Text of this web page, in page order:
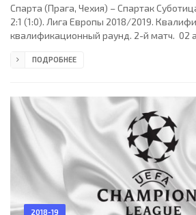
Спарта (Прага, Чехия) – Спартак
2:1 (1:0). Лига Европы 2018/2019.
квалификационный раунд. 2-й матч. 02
Дженерали Арена - Летна. 12068
Кристьян Орбулец (Румыния). Резервный
(Румыния). Спарта (Прага): 1. Флорин Ницэ
ПОДРОБНЕЕ
2018-19